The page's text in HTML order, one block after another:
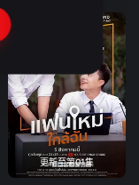
更新至第01集